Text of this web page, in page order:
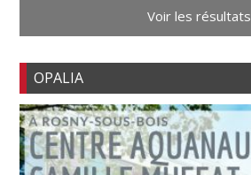
Voir les résultats
OPALIA